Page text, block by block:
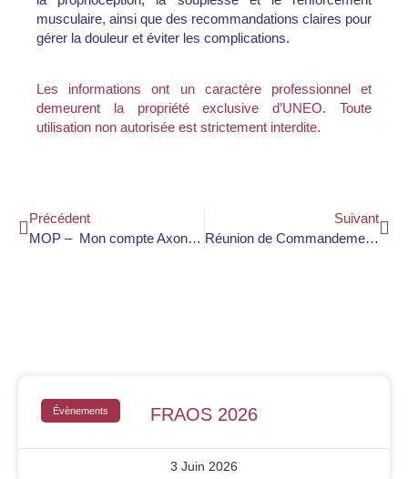
musculaire, ainsi que des recommandations claires pour
gérer la douleur et éviter les complications.
Les informations ont un caractère professionnel et
demeurent la propriété exclusive d’UNEO. Toute
utilisation non autorisée est strictement interdite.
Précédent
MOP – Mon compte Axone a été désactivé – Ticket Mantis
Suivant
Réunion de Commandement du Service de Santé des Armées : Bilan et Perspectives 2024
Évènements FRAOS 2026
3 Juin 2026